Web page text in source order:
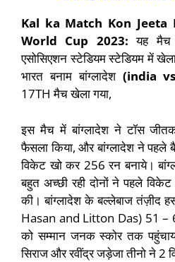
Kal ka Match Kon Jeeta
World Cup 2023: यह मैच
एसोसिएशन स्टेडियम स्टेडियम में
भारत बनाम बांग्लादेश (india
17TH मैच खेला गया,
इस मैच में बांग्लादेश ने टॉस
फैसला किया, और बांग्लादेश ने
विकेट खो कर 256 रन बनाये।
बहुत अच्छी रही दोनों ने पहले
की। बांग्लादेश के बल्लेबाज तंज़ीद
Hasan and Litton Das) 51 –
को सम्मान जनक स्कोर तक
सिराज और रवींद्र जड़ेजा तीनो ने 2